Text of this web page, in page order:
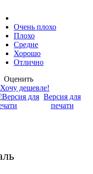
Очень плохо
Плохо
Средне
Хорошо
Отлично
Оценить
Хочу дешевле!
Версия для
печати